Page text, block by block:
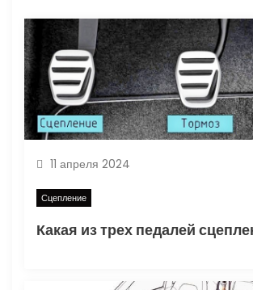
о
з
а
п
и
11 апреля 2024
Сцепление